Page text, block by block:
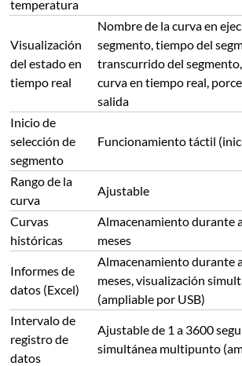
temperatura
Visualización
del estado en
tiempo real
Nombre de la curva en
segmento, tiempo del
transcurrido del
curva en tiempo real,
salida
Inicio de
selección de
segmento
Funcionamiento táctil
Rango de la
curva
Ajustable
Curvas
históricas
Almacenamiento durante
meses
Informes de
datos (Excel)
Almacenamiento durante
meses, visualización
(ampliable por USB)
Intervalo de
registro de
datos
Ajustable de 1 a 3600
simultánea multipunto